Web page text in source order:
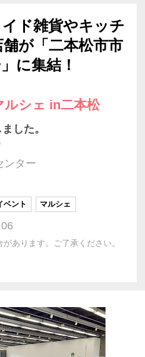
ド雑貨やキッチ
が「二本松市市
に集結！
シェ in二本松
した。
ンター
ベント マルシェ
あります。ご了承ください。